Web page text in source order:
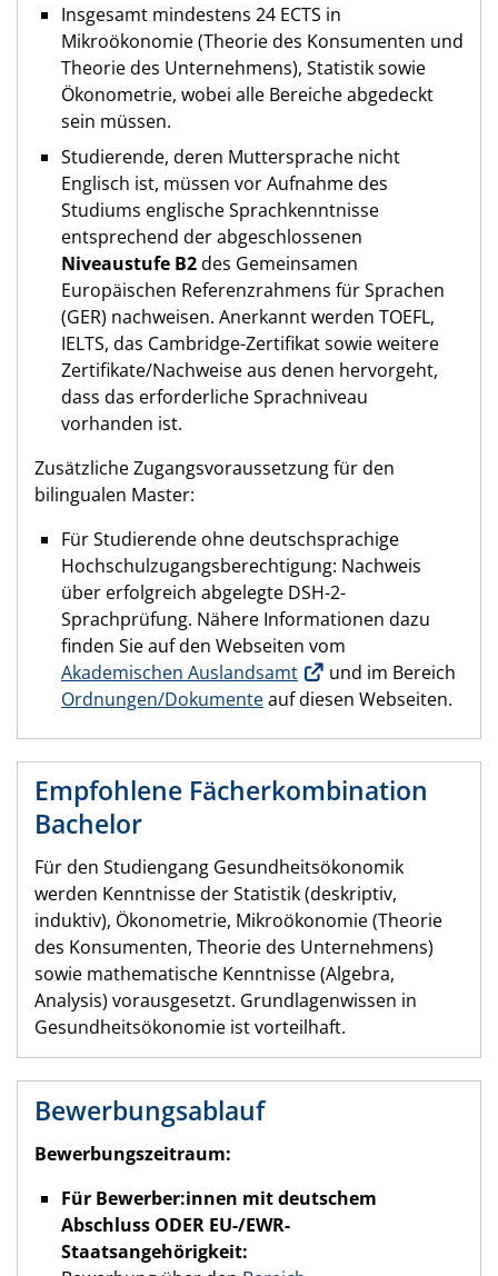
Insgesamt mindestens 24 ECTS in
Mikroökonomie (Theorie des Konsumenten und
Theorie des Unternehmens), Statistik sowie
Ökonometrie, wobei alle Bereiche abgedeckt
sein müssen.
Studierende, deren Muttersprache nicht
Englisch ist, müssen vor Aufnahme des
Studiums englische Sprachkenntnisse
entsprechend der abgeschlossenen
Niveaustufe B2des Gemeinsamen
Europäischen Referenzrahmens für Sprachen
(GER) nachweisen. Anerkannt werden TOEFL,
IELTS, das Cambridge-Zertifikat sowie weitere
Zertifikate/Nachweise aus denen hervorgeht,
dass das erforderliche Sprachniveau
vorhanden ist.
Zusätzliche Zugangsvoraussetzung für den
bilingualen Master:
Für Studierende ohne deutschsprachige
Hochschulzugangsberechtigung: Nachweis
über erfolgreich abgelegte DSH-2-
Sprachprüfung. Nähere Informationen dazu
finden Sie auf den Webseiten vom
Akademischen Auslandsamt
und im Bereich
Ordnungen/Dokumenteauf diesen Webseiten.
Empfohlene Fächerkombination
Bachelor
Für den Studiengang Gesundheitsökonomik
werden Kenntnisse der Statistik (deskriptiv,
induktiv), Ökonometrie, Mikroökonomie (Theorie
des Konsumenten, Theorie des Unternehmens)
sowie mathematische Kenntnisse (Algebra,
Analysis) vorausgesetzt. Grundlagenwissen in
Gesundheitsökonomie ist vorteilhaft.
Bewerbungsablauf
Bewerbungszeitraum:
Für Bewerber:innen mit deutschem
Abschluss ODER EU-/EWR-
Staatsangehörigkeit: